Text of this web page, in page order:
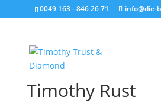
0049 163 - 846 26 71 info@die-
Timothy Rust